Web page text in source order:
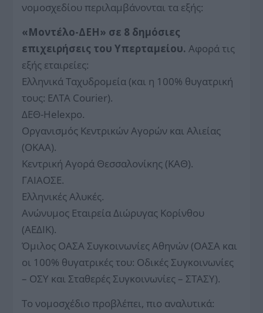
νομοσχεδίου περιλαμβάνονται τα εξής:
«Μοντέλο-ΔΕΗ» σε 8 δημόσιες
επιχειρήσεις του Υπερταμείου. Αφορά τις
εξής εταιρείες:
Ελληνικά Ταχυδρομεία (και η 100% θυγατρική
τους: ΕΛΤΑ Courier).
ΔΕΘ-Helexpo.
Οργανισμός Κεντρικών Αγορών και Αλιείας
(ΟΚΑΑ).
Κεντρική Αγορά Θεσσαλονίκης (ΚΑΘ).
ΓΑΙΑΟΣΕ.
Ελληνικές Αλυκές.
Ανώνυμος Εταιρεία Διώρυγας Κορίνθου
(ΑΕΔΙΚ).
Όμιλος ΟΑΣΑ Συγκοινωνίες Αθηνών (ΟΑΣΑ και
οι 100% θυγατρικές του: Οδικές Συγκοινωνίες
– ΟΣΥ και Σταθερές Συγκοινωνίες – ΣΤΑΣΥ).
Το νομοσχέδιο προβλέπει, πιο αναλυτικά: